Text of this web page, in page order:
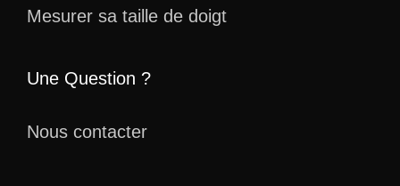
Mesurer sa taille de doigt
Une Question ?
Nous contacter